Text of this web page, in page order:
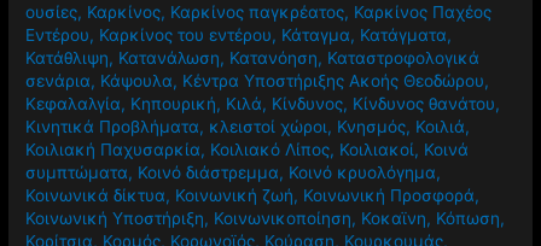
ουσίες, Καρκίνος, Καρκίνος παγκρέατος, Καρκίνος Παχέος
Εντέρου, Καρκίνος του εντέρου, Κάταγμα, Κατάγματα,
Κατάθλιψη, Κατανάλωση, Κατανόηση, Καταστροφολογικά
σενάρια, Κάψουλα, Κέντρα Υποστήριξης Ακοής Θεοδώρου,
Κεφαλαλγία, Κηπουρική, Κιλά, Κίνδυνος, Κίνδυνος θανάτου,
Κινητικά Προβλήματα, κλειστοί χώροι, Κνησμός, Κοιλιά,
Κοιλιακή Παχυσαρκία, Κοιλιακό Λίπος, Κοιλιακοί, Κοινά
συμπτώματα, Κοινό διάστρεμμα, Κοινό κρυολόγημα,
Κοινωνικά δίκτυα, Κοινωνική ζωή, Κοινωνική Προσφορά,
Κοινωνική Υποστήριξη, Κοινωνικοποίηση, Κοκαϊνη, Κόπωση,
Κορίτσια, Κορμός, Κορωνοϊός, Κούραση, Κουρκουμάς,